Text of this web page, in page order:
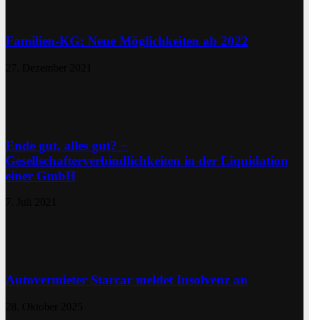
Familien-KG: Neue Möglichkeiten ab 2022
Ende gut, alles gut? −
Gesellschafterverbindlichkeiten in der Liquidation
einer GmbH
Autovermieter Starcar meldet Insolvenz an